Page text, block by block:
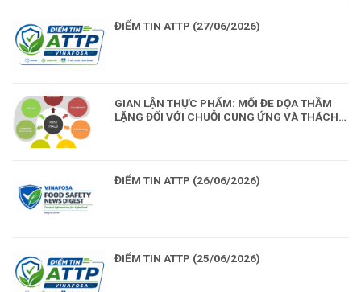
ĐIỂM TIN ATTP (27/06/2026)
GIAN LẬN THỰC PHẨM: MỐI ĐE DỌA THẦM
LẶNG ĐỐI VỚI CHUỖI CUNG ỨNG VÀ THÁCH
ĐIỂM TIN ATTP (26/06/2026)
ĐIỂM TIN ATTP (25/06/2026)